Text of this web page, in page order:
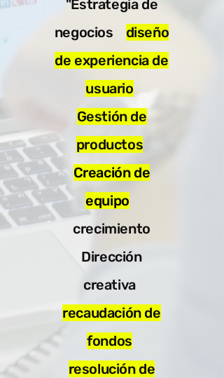
"Estrategia de
negocios
diseño
de experiencia de
usuario
Gestión de
productos
Creación de
equipo
crecimiento
Dirección
creativa
recaudación de
fondos
resolución de